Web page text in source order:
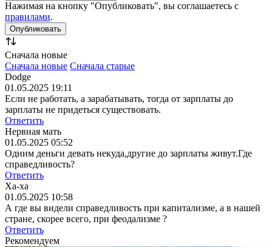
Нажимая на кнопку "Опубликовать", вы соглашаетесь с
правилами.
Сначала новые
Сначала новые Сначала старые
Dodge
01.05.2025 19:11
Если не работать, а зарабатывать, тогда от зарплаты до
зарплаты не придеться существовать.
Ответить
Нервная мать
01.05.2025 05:52
Одним деньги девать некуда,другие до зарплаты живут.Где
справедливость?
Ответить
Ха-ха
01.05.2025 10:58
А где вы видели справедливость при капитализме, а в нашей
стране, скорее всего, при феодализме ?
Ответить
Рекомендуем